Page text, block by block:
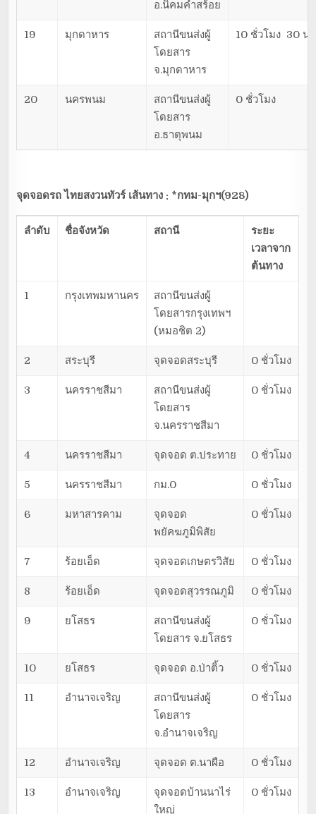
อ.นิคมคำสร้อย
19 มุกดาหาร
สถานีขนส่งผู้
โดยสาร
จ.มุกดาหาร
10 ชั่วโมง 30 น
20 นครพนม
สถานีขนส่งผู้
โดยสาร
อ.ธาตุพนม
0 ชั่วโมง
จุดจอดรถ ไทยสงวนทัวร์ เส้นทาง : *กทม-มุกฯ(928)
ลำดับ ชื่อจังหวัด สถานี
ระยะ
เวลาจาก
ต้นทาง
1 กรุงเทพมหานคร
สถานีขนส่งผู้
โดยสารกรุงเทพฯ
(หมอชิต 2)
2 สระบุรี จุดจอดสระบุรี 0 ชั่วโมง
3 นครราชสีมา
สถานีขนส่งผู้
โดยสาร
จ.นครราชสีมา
0 ชั่วโมง
4 นครราชสีมา จุดจอด ต.ประทาย 0 ชั่วโมง
5 นครราชสีมา กม.0 0 ชั่วโมง
6 มหาสารคาม
จุดจอด
พยัคฆภูมิพิสัย
0 ชั่วโมง
7 ร้อยเอ็ด จุดจอดเกษตรวิสัย 0 ชั่วโมง
8 ร้อยเอ็ด จุดจอดสุวรรณภูมิ 0 ชั่วโมง
9 ยโสธร
สถานีขนส่งผู้
โดยสาร จ.ยโสธร
0 ชั่วโมง
10 ยโสธร จุดจอด อ.ป่าติ้ว 0 ชั่วโมง
11 อำนาจเจริญ
สถานีขนส่งผู้
โดยสาร
จ.อำนาจเจริญ
0 ชั่วโมง
12 อำนาจเจริญ จุดจอด ต.นาผือ 0 ชั่วโมง
13 อำนาจเจริญ
จุดจอดบ้านนาไร่
ใหญ่
0 ชั่วโมง